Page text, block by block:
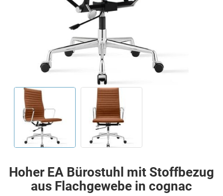
Hoher EA Bürostuhl mit Stoffbezug
aus Flachgewebe in cognac